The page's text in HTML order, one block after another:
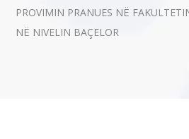
PROVIMIN PRANUES NË
NË NIVELIN BAÇELOR